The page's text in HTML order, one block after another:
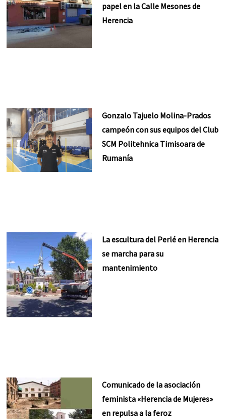
papel en la Calle Mesones de
Herencia
Gonzalo Tajuelo Molina-Prados
campeón con sus equipos del Club
SCM Politehnica Timisoara de
Rumanía
La escultura del Perlé en Herencia
se marcha para su
mantenimiento
Comunicado de la asociación
feminista «Herencia de Mujeres»
en repulsa a la feroz